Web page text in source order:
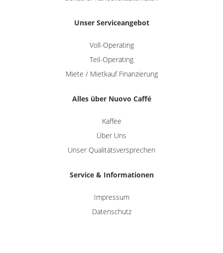
Unser Serviceangebot
Voll-Operating
Teil-Operating
Miete / Mietkauf Finanzierung
Alles über Nuovo Caffé
Kaffee
Über Uns
Unser Qualitätsversprechen
Service & Informationen
Impressum
Datenschutz